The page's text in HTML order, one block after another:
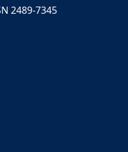
2489-7345